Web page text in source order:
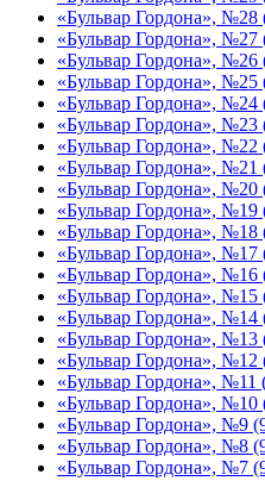
«Бульвар Гордона», №28
«Бульвар Гордона», №27
«Бульвар Гордона»,
«Бульвар Гордона»,
«Бульвар Гордона»,
«Бульвар Гордона», №23
«Бульвар Гордона»,
«Бульвар Гордона», №21
«Бульвар Гордона», №20
«Бульвар Гордона», №19
«Бульвар Гордона», №18
«Бульвар Гордона», №17
«Бульвар Гордона», №16
«Бульвар Гордона», №15
«Бульвар Гордона», №14
«Бульвар Гордона», №13
«Бульвар Гордона», №12
«Бульвар Гордона», №11
«Бульвар Гордона», №10
«Бульвар Гордона», №9
«Бульвар Гордона», №8
«Бульвар Гордона», №7